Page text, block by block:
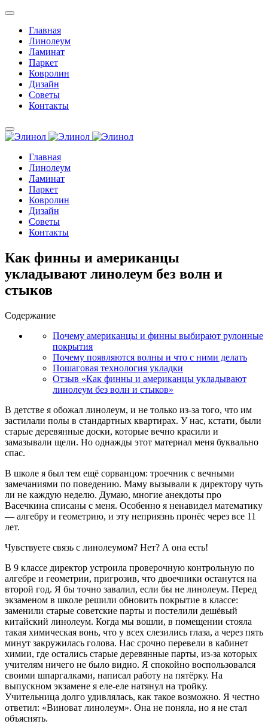
Главная
Линолеум
Ламинат
Паркет
Ковролин
Дизайн
Советы
Контакты
Главная
Линолеум
Ламинат
Паркет
Ковролин
Дизайн
Советы
Контакты
Как финны и американцы
укладывают линолеум без волн и
стыков
Содержание
Почему американцы и финны выбирают рулонные
покрытия
Почему появляются волны и что с ними делать
Пошаговая технология укладки
Отзыв «Как финны и американцы укладывают
линолеум без волн и стыков»
В детстве я обожал линолеум, и не только из-за того, что им
застилали полы в стандартных квартирах. У нас, кстати, были
старые деревянные доски, которые вечно красили и
замазывали щели. Но однажды этот материал меня буквально
спас.
В школе я был тем ещё сорванцом: троечник с вечными
замечаниями по поведению. Маму вызывали к директору чуть
ли не каждую неделю. Думаю, многие анекдоты про
Васечкина списаны с меня. Особенно я ненавидел математику
— алгебру и геометрию, и эту неприязнь пронёс через все 11
лет.
Чувствуете связь с линолеумом? Нет? А она есть!
В 9 классе директор устроила проверочную контрольную по
алгебре и геометрии, пригрозив, что двоечники останутся на
второй год. Я бы точно завалил, если бы не линолеум. Перед
экзаменом в школе решили обновить покрытие в классе:
заменили старые советские парты и постелили дешёвый
китайский линолеум. Когда мы вошли, в помещении стояла
такая химическая вонь, что у всех слезились глаза, а через пять
минут закружилась голова. Нас срочно перевели в кабинет
химии, где остались старые деревянные парты, из-за которых
учителям ничего не было видно. Я спокойно воспользовался
своими шпаргалками, написал работу на пятёрку. На
выпускном экзамене я еле-еле натянул на тройку.
Учительница долго удивлялась, как такое возможно. Я честно
ответил: «Виноват линолеум». Она не поняла, но я не стал
объяснять.